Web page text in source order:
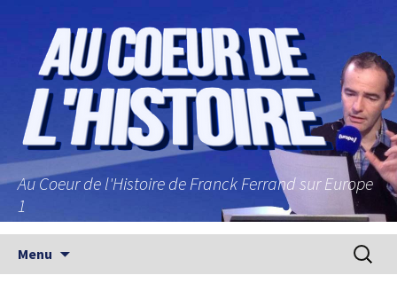
Au Coeur de l'Histoire de Franck Ferrand sur Europe
1
Menu